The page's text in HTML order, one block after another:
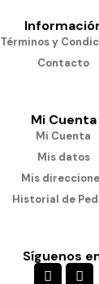
Términos y
Contacto
Mi Cuenta
Mi Cuenta
Mis datos
Mis
Historial de
Síguenos